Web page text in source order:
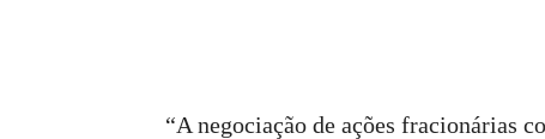
“A negociação de ações fracionárias